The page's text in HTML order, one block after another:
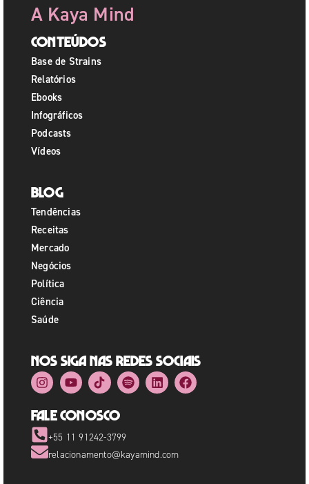
A Kaya Mind
Conteúdos
Base de Strains
Relatórios
Ebooks
Infográficos
Podcasts
Vídeos
Blog
Tendências
Receitas
Mercado
Negócios
Política
Ciência
Saúde
Nos siga nas redes sociais
Fale Conosco
+55 11 91242-3799
relacionamento@kayamind.com